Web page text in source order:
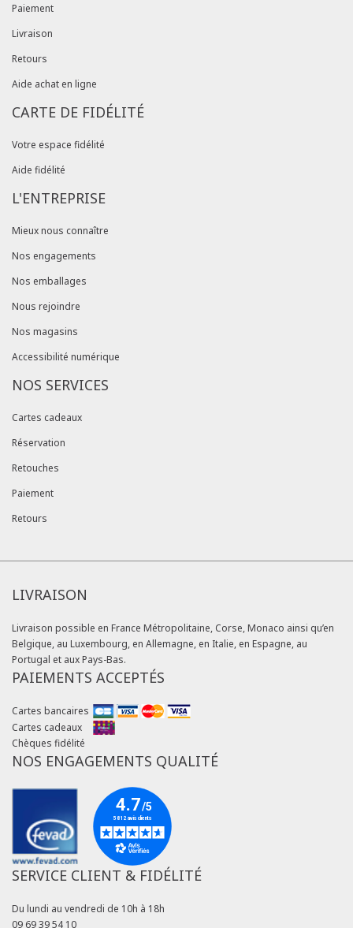
Paiement
Livraison
Retours
Aide achat en ligne
CARTE DE FIDÉLITÉ
Votre espace fidélité
Aide fidélité
L'ENTREPRISE
Mieux nous connaître
Nos engagements
Nos emballages
Nous rejoindre
Nos magasins
Accessibilité numérique
NOS SERVICES
Cartes cadeaux
Réservation
Retouches
Paiement
Retours
LIVRAISON
Livraison possible en France Métropolitaine, Corse, Monaco ainsi qu’en
Belgique, au Luxembourg, en Allemagne, en Italie, en Espagne, au
Portugal et aux Pays-Bas.
PAIEMENTS ACCEPTÉS
Cartes bancaires
Cartes cadeaux
Chèques fidélité
NOS ENGAGEMENTS QUALITÉ
SERVICE CLIENT & FIDÉLITÉ
Du lundi au vendredi de 10h à 18h
09 69 39 54 10